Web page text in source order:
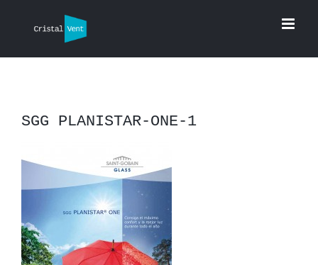
contenido
SGG PLANISTAR-ONE-1